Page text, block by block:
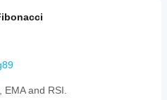
and RSI.